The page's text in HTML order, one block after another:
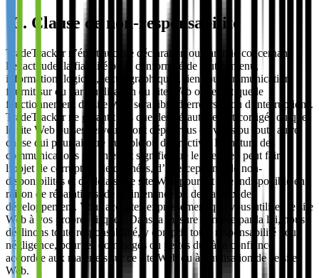
13. Clause de non-responsabilité
TradeTracker n’émet aucune déclaration ou garantie concernant
l’exactitude, la fiabilité ou la conformité de tout contenu,
information, logiciel, texte, graphiques, liens ou communication
fournit sur ou par l’utilisation du site Web ou le fait que le
fonctionnement du site Web sera libre d’erreurs et/ou d’interruptions.
TradeTracker ne garantit pas que des défauts seront corrigés ou que
le site Web ou ses serveurs sont dépourvus de virus ou toute autre
chose qui pourrait être nuisible ou destructive. La nature des
communications par Internet signifie que le site Web peut faire
l’objet de corruption de données, d’interceptions, de non-
disponibilités et de délais. Le site Web pourrait être indisponible en
raison de réparations, de maintenance ou de travaux de
développement. Vous acceptez expressément que vous utilisez le site
Web à vos propres risques. Dans la mesure permise par la loi, nous
déclinons toute responsabilité, y compris toute responsabilité pour
négligence, pour les dommages ou pertes dus à la confiance
accordée aux matériels sur ce site Web ou à l’utilisation de ce site
Web.